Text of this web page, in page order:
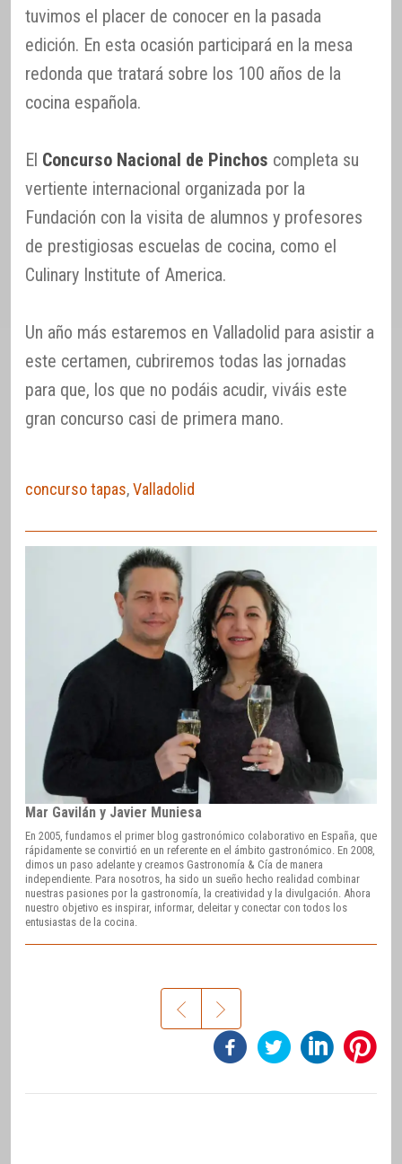
tuvimos el placer de conocer en la pasada
edición. En esta ocasión participará en la mesa
redonda que tratará sobre los 100 años de la
cocina española.
El Concurso Nacional de Pinchos completa su
vertiente internacional organizada por la
Fundación con la visita de alumnos y profesores
de prestigiosas escuelas de cocina, como el
Culinary Institute of America.
Un año más estaremos en Valladolid para asistir a
este certamen, cubriremos todas las jornadas
para que, los que no podáis acudir, viváis este
gran concurso casi de primera mano.
concurso tapas,Valladolid
Mar Gavilán y Javier Muniesa
En 2005, fundamos el primer blog gastronómico colaborativo en España, que
rápidamente se convirtió en un referente en el ámbito gastronómico. En 2008,
dimos un paso adelante y creamos Gastronomía & Cía de manera
independiente. Para nosotros, ha sido un sueño hecho realidad combinar
nuestras pasiones por la gastronomía, la creatividad y la divulgación. Ahora
nuestro objetivo es inspirar, informar, deleitar y conectar con todos los
entusiastas de la cocina.